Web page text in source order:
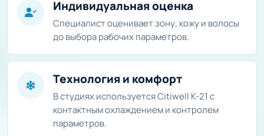
Индивидуальная оценка
Специалист оценивает зону, кожу и волосы
до выбора рабочих параметров.
Технология и комфорт
В студиях используется Citiwell K-21 с
контактным охлаждением и контролем
параметров.